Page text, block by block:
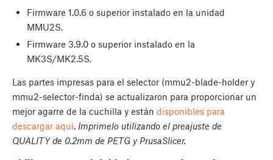
Firmware 1.0.6 o superior instalado en la unidad
MMU2S.
Firmware 3.9.0 o superior instalado en la
MK3S/MK2.5S.
Las partes impresas para el selector (mmu2-blade-holder y
mmu2-selector-finda) se actualizaron para proporcionar un
mejor agarre de la cuchilla y están disponibles para
descargar aquí. Imprimelo utilizando el preajuste de
QUALITY de 0.2mm de PETG y PrusaSlicer.